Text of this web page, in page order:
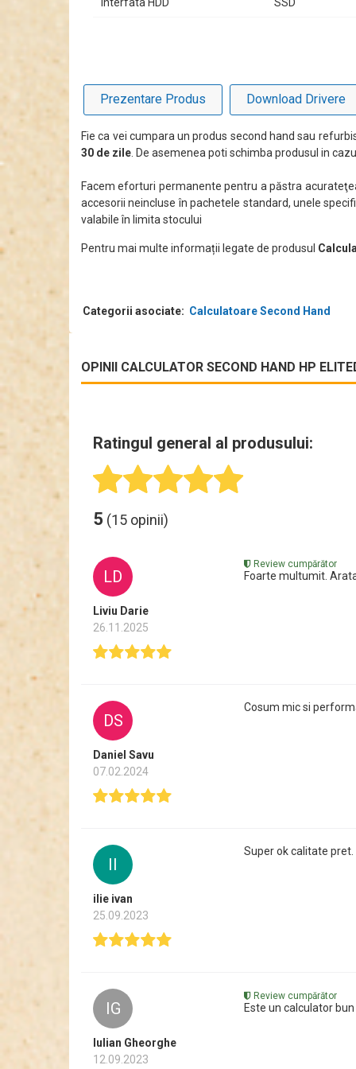
Prezentare Produs Download Drivere
Fie ca vei cumpara un produs second hand sau
30 de zile . De asemenea poti schimba produsul in
Facem eforturi permanente pentru a păstra
accesorii neincluse în pachetele standard, unele
valabile în limita stocului
Pentru mai multe informații legate de produsul
Categorii asociate: Calculatoare Second Hand
OPINII CALCULATOR SECOND HAND HP
Ratingul general al produsului:
5 (15 opinii)
LD
Liviu Darie
26.11.2025
Review cumpărător
Foarte multumit.
DS
Daniel Savu
07.02.2024
Cosum mic si
II
ilie ivan
25.09.2023
Super ok calitate pret.
IG
Iulian Gheorghe
12.09.2023
Review cumpărător
Este un calculator